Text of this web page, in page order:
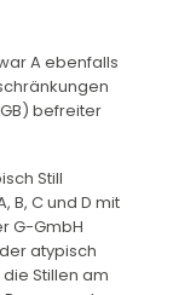
A ebenfalls
befreiter
Still
B, C und D mit
G-GmbH
atypisch
Stillen am